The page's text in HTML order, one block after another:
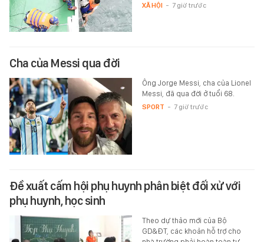
XÃ HỘI - 7 giờ trước
Cha của Messi qua đời
Ông Jorge Messi, cha của Lionel
Messi, đã qua đời ở tuổi 68.
SPORT - 7 giờ trước
Đề xuất cấm hội phụ huynh phân biệt đối xử với
phụ huynh, học sinh
Theo dự thảo mới của Bộ
GD&ĐT, các khoản hỗ trợ cho